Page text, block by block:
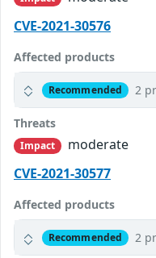
CVE-2021-30576
Affected products
Recommended 2
Threats
Impact
moderate
CVE-2021-30577
Affected products
Recommended 2